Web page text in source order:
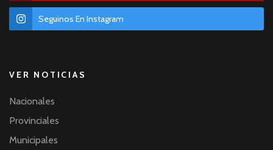
Seguinos En Instagram
VER NOTICIAS
Nacionales
Provinciales
Municipales